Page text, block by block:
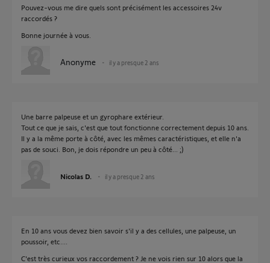
Pouvez-vous me dire quels sont précisément les accessoires 24v
raccordés ?
Bonne journée à vous.
Anonyme il y a presque 2 ans
Une barre palpeuse et un gyrophare extérieur.
Tout ce que je sais, c'est que tout fonctionne correctement depuis 10 ans.
Il y a la même porte à côté, avec les mêmes caractéristiques, et elle n'a
pas de souci. Bon, je dois répondre un peu à côté... ;)
Nicolas D. il y a presque 2 ans
En 10 ans vous devez bien savoir s'il y a des cellules, une palpeuse, un
poussoir, etc....
C'est très curieux vos raccordement ? Je ne vois rien sur 10 alors que la